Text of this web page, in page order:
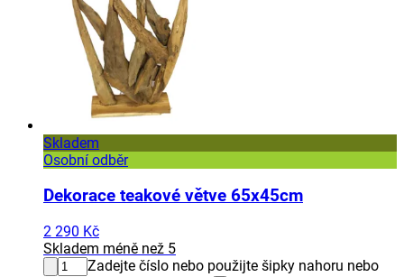
Skladem
Osobní odběr
Dekorace teakové větve 65x45cm
2 290 Kč
Skladem méně než 5
Zadejte číslo nebo použijte šipky nahoru nebo